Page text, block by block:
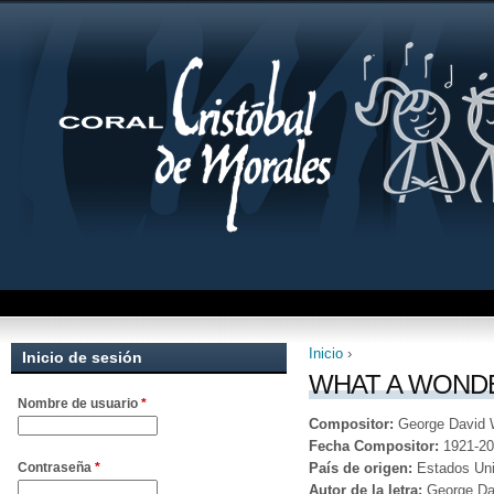
Se encuentra
Inicio ›
WHAT A
Compositor: George David
Fecha Compositor: 1921-
País de origen: Estados
Autor de la letra: George
Inicio de sesión
Nombre de usuario *
Contraseña *